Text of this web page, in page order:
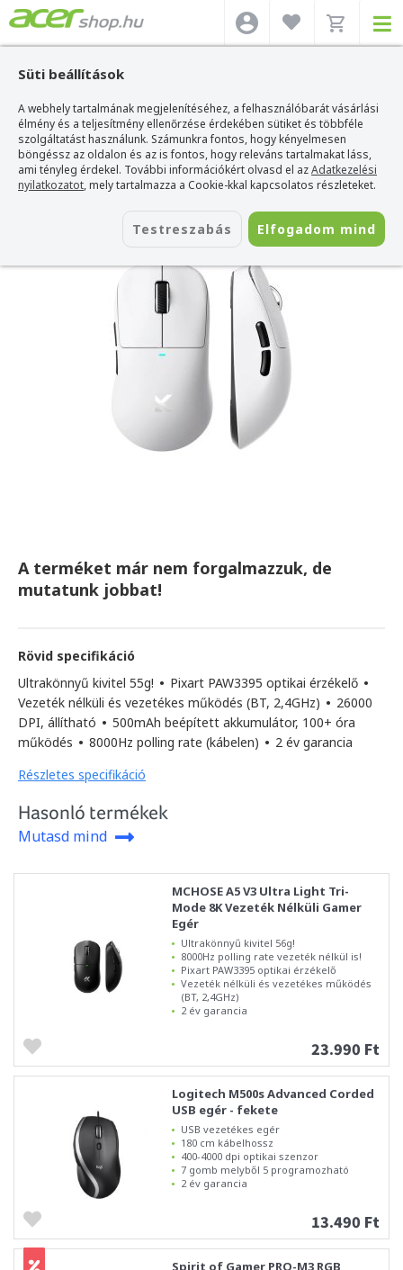
Süti beállítások
A webhely tartalmának megjelenítéséhez, a felhasználóbarát vásárlási
élmény és a teljesítmény ellenőrzése érdekében sütiket és többféle
szolgáltatást használunk. Számunkra fontos, hogy kényelmesen
böngéssz az oldalon és az is fontos, hogy releváns tartalmakat láss,
ami tényleg érdekel. További információkért olvasd el azAdatkezelési
nyilatkozatot, mely tartalmazza a Cookie-kkal kapcsolatos részleteket.
Testreszabás Elfogadom mind
Acer webshop>Kiegészítők>Egerek >Mchose Egerek >MCHOSE M7 Pro
Vezeték Nélküli Gamer Egér 26000DPI - Fehér
MCHOSE M7 Pro Vezeték Nélküli Gamer
Egér 26000DPI - Fehér
Azonosító: MC-M7-3
A terméket már nem forgalmazzuk, de
mutatunk jobbat!
Rövid specifikáció
Ultrakönnyű kivitel 55g! • Pixart PAW3395 optikai érzékelő •
Vezeték nélküli és vezetékes működés (BT, 2,4GHz) • 26000
DPI, állítható • 500mAh beépített akkumulátor, 100+ óra
működés • 8000Hz polling rate (kábelen) • 2 év garancia
Részletes specifikáció
Hasonló termékek
Mutasd mind
MCHOSE A5 V3 Ultra Light Tri-
Mode 8K Vezeték Nélküli Gamer
Egér
Ultrakönnyű kivitel 56g!
8000Hz polling rate vezeték nélkül is!
Pixart PAW3395 optikai érzékelő
Vezeték nélküli és vezetékes működés
(BT, 2,4GHz)
2 év garancia
23.990 Ft
Logitech M500s Advanced Corded
USB egér - fekete
USB vezetékes egér
180 cm kábelhossz
400-4000 dpi optikai szenzor
7 gomb melyből 5 programozható
2 év garancia
13.490 Ft
Spirit of Gamer PRO-M3 RGB